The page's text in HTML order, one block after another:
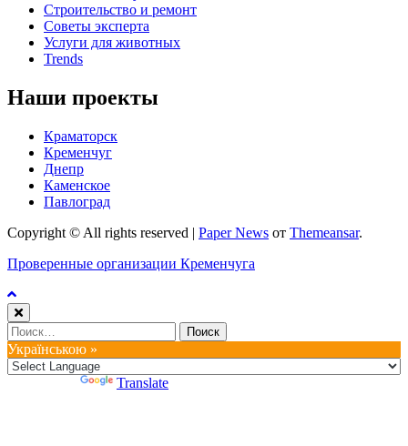
Строительство и ремонт
Советы эксперта
Услуги для животных
Trends
Наши проекты
Краматорск
Кременчуг
Днепр
Каменское
Павлоград
Copyright © All rights reserved | Paper News от Themeansar.
Проверенные организации Кременчуга
Найти:
Українською »
Translate